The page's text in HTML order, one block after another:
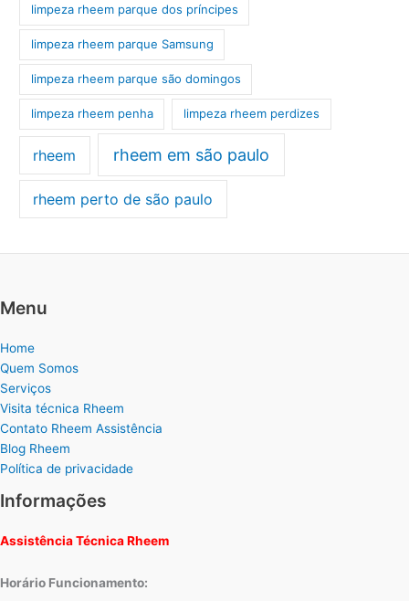
limpeza rheem parque dos príncipes
limpeza rheem parque Samsung
limpeza rheem parque são domingos
limpeza rheem penha limpeza rheem perdizes
rheem rheem em são paulo
rheem perto de são paulo
Menu
Home
Quem Somos
Serviços
Visita técnica Rheem
Contato Rheem Assistência
Blog Rheem
Política de privacidade
Informações
Assistência Técnica Rheem
Horário Funcionamento: